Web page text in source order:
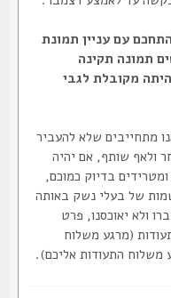
עם עניין תמונת
תקינה
מקובלת לגבי
שלא להעביר
שותף, אם יהיה
בדיוק כמוכם,
של בעלי נשק באותה
יאוכסנו, פרט
(מרגע משלוח
התעודות אליכם).